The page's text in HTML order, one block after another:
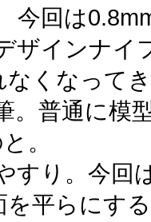
回は
インナイ
なくなって
普通に模
。
り。今回
を平らにす